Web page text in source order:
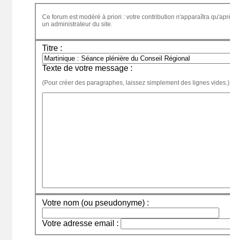
Ce forum est modéré à priori : votre contribution n'apparaîtra
un administrateur du site.
Titre :
Texte de votre message :
(Pour créer des paragraphes, laissez simplement des lignes vides.)
Votre nom (ou pseudonyme) :
Votre adresse email :